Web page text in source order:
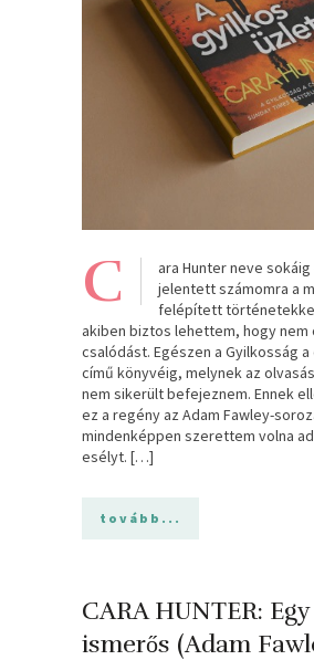
C
ara Hunter neve
jelentett számomra a
felépített
akiben biztos lehettem, hogy nem
csalódást. Egészen a Gyilkosság a
című könyvéig, melynek az
nem sikerült befejeznem. Ennek
ez a regény az Adam Fawley-
mindenképpen szerettem volna
esélyt. […]
tovább...
CARA HUNTER:
ismerős (Adam